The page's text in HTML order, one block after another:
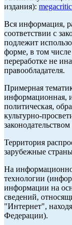
издания):
Вся информация,
соответствии с
подлежит
форме, в том
переработке не
правообладателя.
Примерная
информационная,
политическая,
культурно-
Территория
зарубежные
На
технологии
информации на
сведений,
"Интернет",
Федерации).